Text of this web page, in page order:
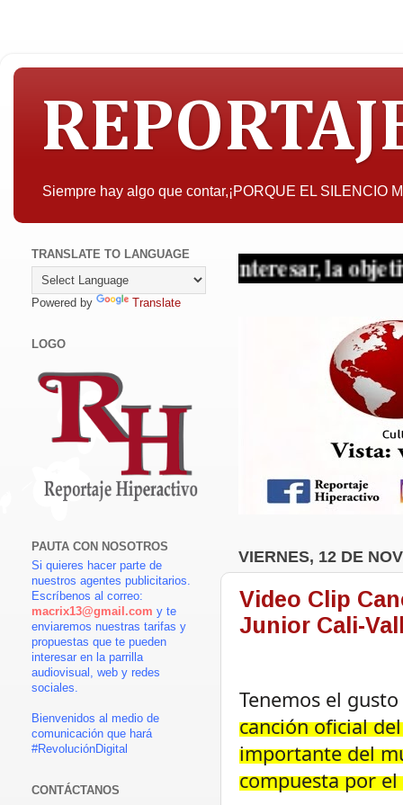
Siempre hay algo que contar,¡PORQUE EL SILENCIO
quien pueda interesar, la objetividad con
VIERNES, 12 DE
Video Clip
Junior Cali-
Tenemos el
canción oficial
importante del
compuesta por
TRANSLATE TO LANGUAGE
Powered by Translate
LOGO
PAUTA CON NOSOTROS
Si quieres hacer parte de
nuestros agentes publicitarios.
Escríbenos al correo:
macrix13@gmail.com y te
enviaremos nuestras tarifas y
propuestas que te pueden
interesar en la parrilla
audiovisual, web y redes
sociales.
Bienvenidos al medio de
comunicación que hará
#RevoluciónDigital
CONTÁCTANOS